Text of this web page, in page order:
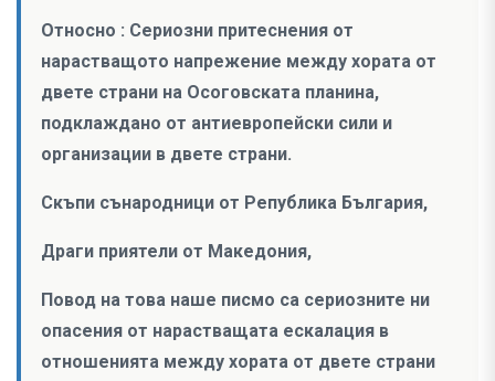
Относно : Сериозни притеснения от
нарастващото напрежение между хората от
двете страни на Осоговската планина,
подклаждано от антиевропейски сили и
организации в двете страни.
Скъпи сънародници от Република България,
Драги приятели от Македония,
Повод на това наше писмо са сериозните ни
опасения от нарастващата ескалация в
отношенията между хората от двете страни